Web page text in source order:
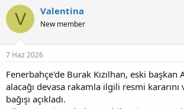
n
b
u
u
b
a
l
a
ş
a
ç
a
r
V Valentina
New member
7 Haz 2026
Fenerbahçe'de Burak Kızılhan, eski
alacağı devasa rakamla ilgili resmi kararını
bağışı açıkladı.